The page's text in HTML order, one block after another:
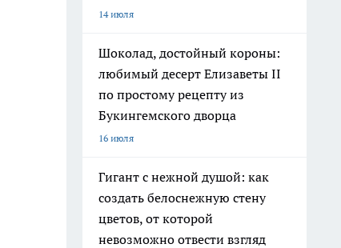
14 июля
Шоколад, достойный короны:
любимый десерт Елизаветы II
по простому рецепту из
Букингемского дворца
16 июля
Гигант с нежной душой: как
создать белоснежную стену
цветов, от которой
невозможно отвести взгляд